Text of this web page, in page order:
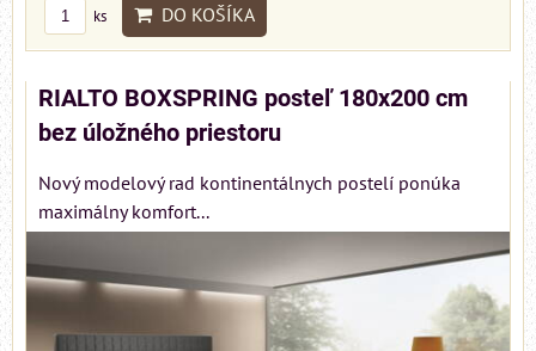
ks DO KOŠÍKA
RIALTO BOXSPRING posteľ 180x200 cm
bez úložného priestoru
Nový modelový rad kontinentálnych postelí ponúka
maximálny komfort...